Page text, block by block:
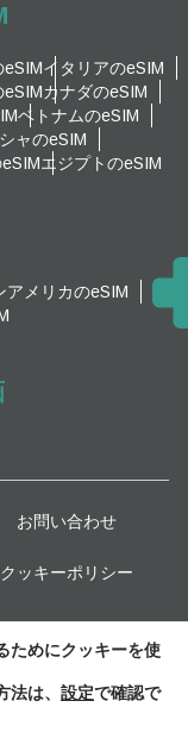
eSIMイタリアのeSIM
eSIMカナダのeSIM
ベトナムのeSIM
ャのeSIM
エジプトのeSIM
アメリカのeSIM
お問い合わせ
クッキーポリシー
ためにクッキーを使
は、 設定で確認で